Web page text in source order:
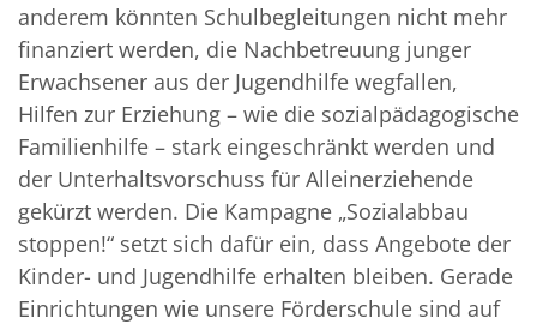
anderem könnten Schulbegleitungen nicht mehr
finanziert werden, die Nachbetreuung junger
Erwachsener aus der Jugendhilfe wegfallen,
Hilfen zur Erziehung – wie die sozialpädagogische
Familienhilfe – stark eingeschränkt werden und
der Unterhaltsvorschuss für Alleinerziehende
gekürzt werden. Die Kampagne „Sozialabbau
stoppen!“ setzt sich dafür ein, dass Angebote der
Kinder- und Jugendhilfe erhalten bleiben. Gerade
Einrichtungen wie unsere Förderschule sind auf